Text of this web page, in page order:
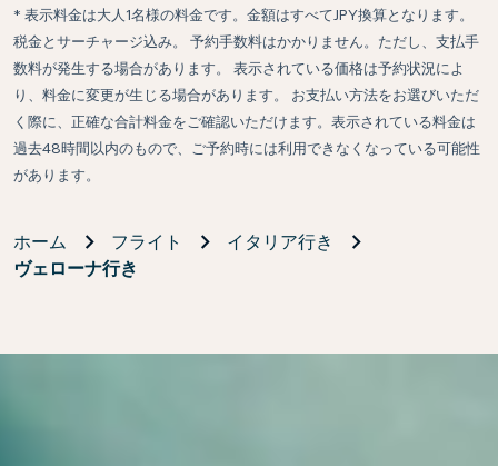
* 表示料金は大人1名様の料金です。金額はすべてJPY換算となります。
税金とサーチャージ込み。 予約手数料はかかりません。ただし、支払手
数料が発生する場合があります。 表示されている価格は予約状況によ
り、料金に変更が生じる場合があります。 お支払い方法をお選びいただ
く際に、正確な合計料金をご確認いただけます。表示されている料金は
過去48時間以内のもので、ご予約時には利用できなくなっている可能性
があります。
ホーム フライト
イタリア行き
ヴェローナ行き